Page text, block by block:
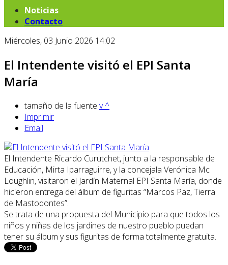
Noticias
Contacto
Miércoles, 03 Junio 2026 14:02
El Intendente visitó el EPI Santa
María
tamaño de la fuente v^
Imprimir
Email
El Intendente Ricardo Curutchet, junto a la responsable de
Educación, Mirta Iparraguirre, y la concejala Verónica Mc
Loughlin, visitaron el Jardín Maternal EPI Santa María, donde
hicieron entrega del álbum de figuritas “Marcos Paz, Tierra
de Mastodontes”.
Se trata de una propuesta del Municipio para que todos los
niños y niñas de los jardines de nuestro pueblo puedan
tener su álbum y sus figuritas de forma totalmente gratuita.